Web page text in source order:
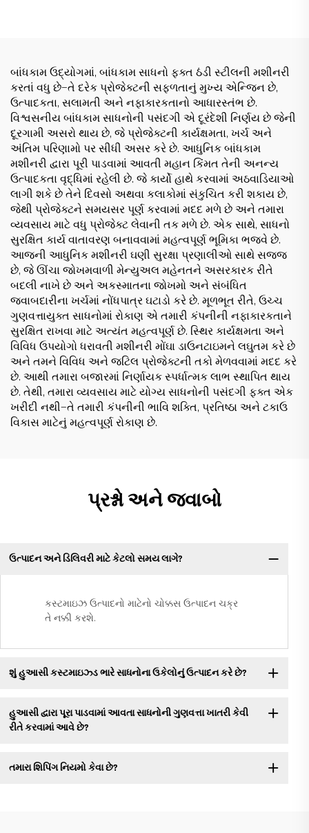
બાંધકામ ઉદ્યોગમાં, બાંધકામ સાધનો ફક્ત ઠંડી સ્ટીલની મશીનરી
કરતાં વધુ છે—તે દરેક પ્રોજેક્ટની સફળતાનું મુખ્ય એન્જિન છે,
ઉત્પાદકતા, સલામતી અને નફાકારકતાનો આધારસ્તંભ છે.
વિશ્વસનીય બાંધકામ સાધનોની પસંદગી એ દૂરંદેશી નિર્ણય છે જેની
દૂરગામી અસરો થાય છે, જે પ્રોજેક્ટની કાર્યક્ષમતા, ખર્ચ અને
અંતિમ પરિણામો પર સીધી અસર કરે છે. આધુનિક બાંધકામ
મશીનરી દ્વારા પૂરી પાડવામાં આવતી મહાન કિંમત તેની અનન્ય
ઉત્પાદકતા વૃદ્ધિમાં રહેલી છે. જે કાર્યો હાથે કરવામાં અઠવાડિયાઓ
લાગી શકે છે તેને દિવસો અથવા કલાકોમાં સંકુચિત કરી શકાય છે,
જેથી પ્રોજેક્ટને સમયસર પૂર્ણ કરવામાં મદદ મળે છે અને તમારા
વ્યવસાય માટે વધુ પ્રોજેક્ટ લેવાની તક મળે છે. એક સાથે, સાધનો
સુરક્ષિત કાર્ય વાતાવરણ બનાવવામાં મહત્વપૂર્ણ ભૂમિકા ભજવે છે.
આજની આધુનિક મશીનરી ઘણી સુરક્ષા પ્રણાલીઓ સાથે સજ્જ
છે, જે ઊંચા જોખમવાળી મેન્યુઅલ મહેનતને અસરકારક રીતે
બદલી નાખે છે અને અકસ્માતના જોખમો અને સંબંધિત
જવાબદારીના ખર્ચમાં નોંધપાત્ર ઘટાડો કરે છે. મૂળભૂત રીતે, ઉચ્ચ
ગુણવત્તાયુક્ત સાધનોમાં રોકાણ એ તમારી કંપનીની નફાકારકતાને
સુરક્ષિત રાખવા માટે અત્યંત મહત્વપૂર્ણ છે. સ્થિર કાર્યક્ષમતા અને
વિવિધ ઉપયોગો ધરાવતી મશીનરી મોંઘા ડાઉનટાઇમને લઘુતમ કરે છે
અને તમને વિવિધ અને જટિલ પ્રોજેક્ટની તકો મેળવવામાં મદદ કરે
છે. આથી તમારા બજારમાં નિર્ણાયક સ્પર્ધાત્મક લાભ સ્થાપિત થાય
છે. તેથી, તમારા વ્યવસાય માટે યોગ્ય સાધનોની પસંદગી ફક્ત એક
ખરીદી નથી—તે તમારી કંપનીની ભાવિ શક્તિ, પ્રતિષ્ઠા અને ટકાઉ
વિકાસ માટેનું મહત્વપૂર્ણ રોકાણ છે.
પ્રશ્નો અને જવાબો
ઉત્પાદન અને ડિલિવરી માટે કેટલો સમય લાગે?
કસ્ટમાઇઝ ઉત્પાદનો માટેનો ચોક્કસ ઉત્પાદન ચક્ર
તે નક્કી કરશે.
શું હુઆસી કસ્ટમાઇઝ્ડ ભારે સાધનોના ઉકેલોનું ઉત્પાદન કરે છે?
હુઆસી દ્વારા પૂરા પાડવામાં આવતા સાધનોની ગુણવત્તા ખાતરી કેવી
રીતે કરવામાં આવે છે?
તમારા શિપિંગ નિયમો કેવા છે?